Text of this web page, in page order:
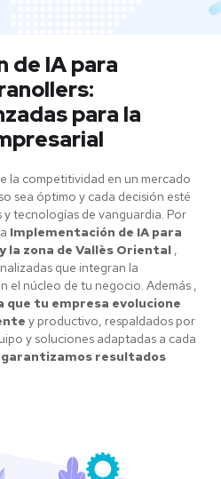
de IA para
para la
la competitividad en un mercado
sea óptimo y cada decisión esté
tecnologías de vanguardia. Por
Implementación de IA para
la zona de Vallès Oriental ,
que integran la
el núcleo de tu negocio. Además ,
que tu empresa evolucione
y productivo, respaldados por
y soluciones adaptadas a cada
garantizamos resultados